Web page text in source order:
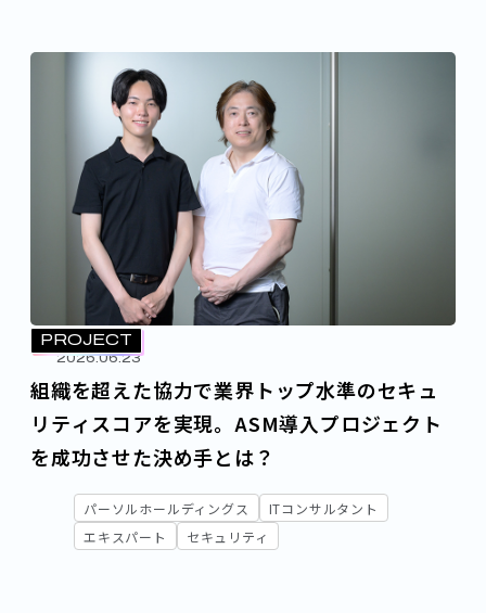
PROJECT
2026.06.23
組織を超えた協力で業界トップ水準のセキュ
リティスコアを実現。ASM導入プロジェクト
を成功させた決め手とは？
パーソルホールディングス
ITコンサルタント
エキスパート
セキュリティ